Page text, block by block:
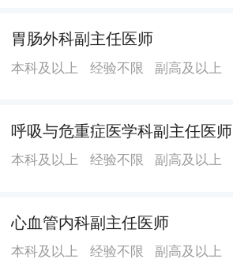
胃肠外科副主任医师
本科及以上 经验不限 副高及以上
呼吸与危重症医学科副主任医师
本科及以上 经验不限 副高及以上
心血管内科副主任医师
本科及以上 经验不限 副高及以上